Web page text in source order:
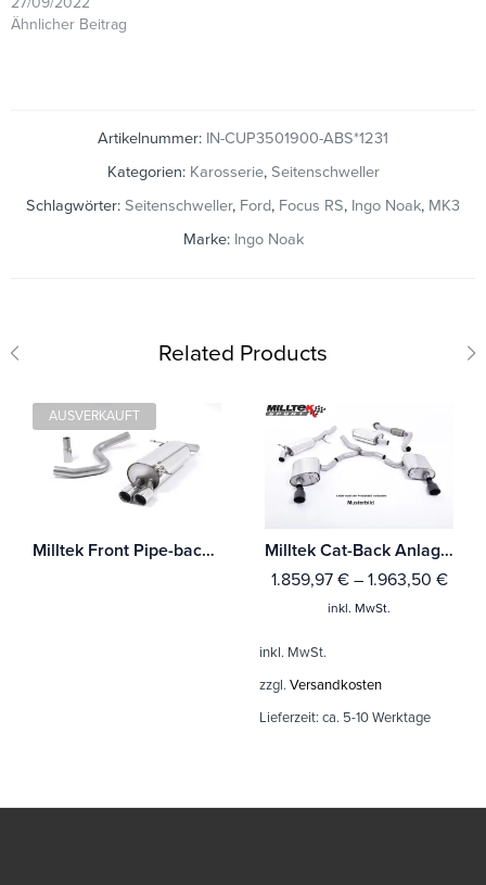
Ähnlicher Beitrag
Artikelnummer: IN-CUP3501900-ABS*1231
Kategorien: Karosserie, Seitenschweller
Schlagwörter: Seitenschweller, Ford, Focus RS, Ingo Noak, MK3
Marke: Ingo Noak
Related Products
AUSVERKAUFT
Milltek Front Pipe-back Ford Fiesta MK7 1.6-litre Duratec Ti-VCT und Zetec S
Milltek Cat-Back Anlage Ford F150 Raptor 3.5 V6 EcoBoost Supercab
1.859,97 €– 1.963,50 €
inkl. MwSt.
inkl. MwSt.
zzgl. Versandkosten
Lieferzeit: ca. 5-10 Werktage